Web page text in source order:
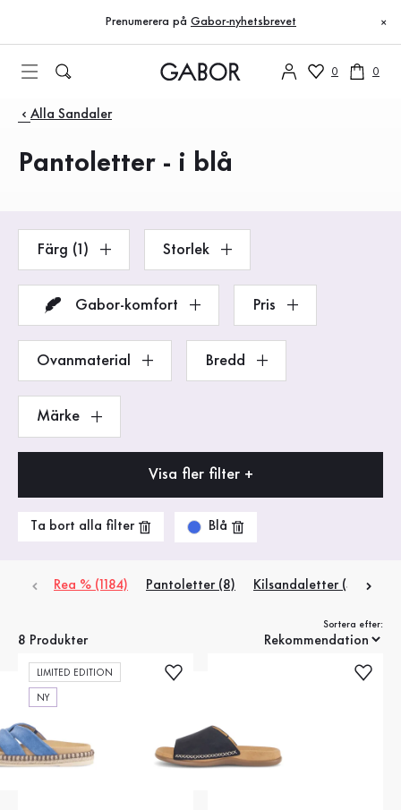
Till innehållsförteckning
Till huvudnavigation
Prenumerera på Gabor-nyhetsbrevet ×
0 0
Produkter
Alla Sandaler
Pantoletter - i blå
Färg (1) Storlek
Gabor-komfort Pris
Ovanmaterial Bredd
Märke
Visa fler filter +
Ta bort alla filter Blå
Rea % (1184) Pantoletter (8) Kilsandaletter (5)
8 Produkter
Sortera efter:
LIMITED EDITION
NY